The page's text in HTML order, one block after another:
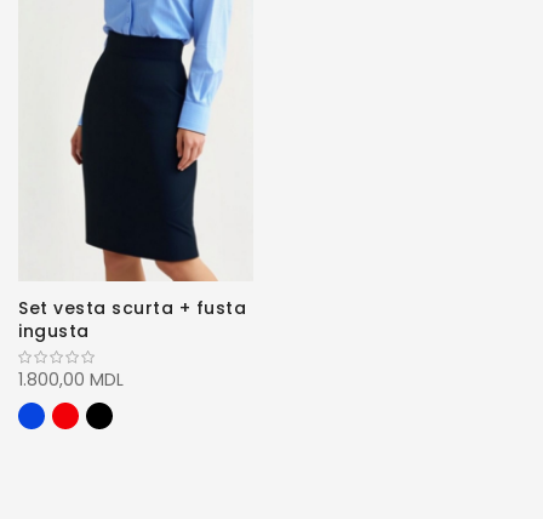
Set vesta scurta + fusta
ingusta
1.800,00 MDL